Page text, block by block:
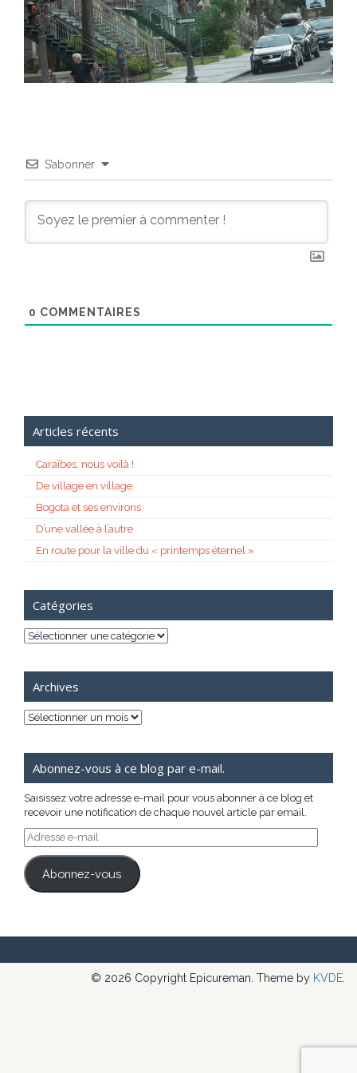
S’abonner
0 COMMENTAIRES
Articles récents
Caraïbes, nous voilà !
De village en village
Bogota et ses environs
D’une vallée à l’autre
En route pour la ville du « printemps éternel »
Catégories
Catégories
Archives
Archives
Abonnez-vous à ce blog par e-mail.
Saisissez votre adresse e-mail pour vous abonner à ce blog et
recevoir une notification de chaque nouvel article par email.
Adresse
e-
mail
Abonnez-vous
© 2026 Copyright Epicureman. Theme by KVDE.